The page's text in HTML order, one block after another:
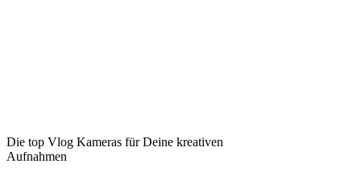
Die top Vlog Kameras für Deine kreativen
Aufnahmen